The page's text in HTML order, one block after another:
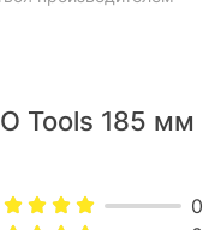
Tools 185 мм
0